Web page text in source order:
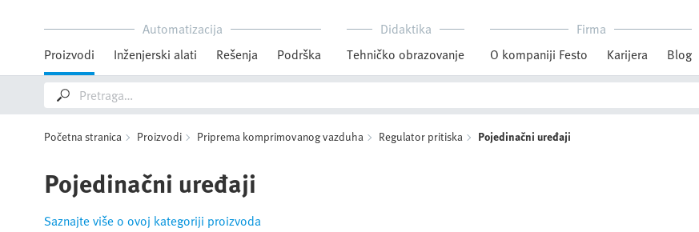
Automatizacija
Proizvodi
Inženjerski alati Rešenja Podrška
Didaktika
Tehničko obrazovanje
Firma
O kompaniji Festo
Karijera Blog
Početna stranica Proizvodi Priprema komprimovanog vazduha Regulator pritiska Pojedinačni uređaji
Pojedinačni uređaji
Saznajte više o ovoj kategoriji proizvoda